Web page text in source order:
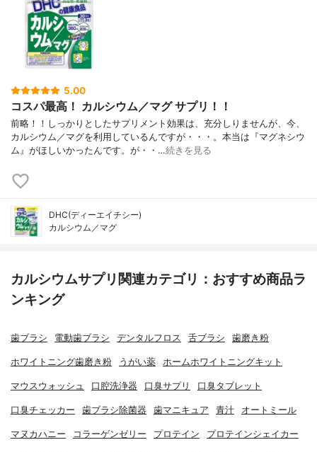
5.00
コスパ最高！ カルシウム／マグ サプリ！！
前略！！しっかりとしたサプリメント効果は、充分しりませんが、今、
カルシウム／マグを利用しているんですが・・・。本当は『マグネシウ
ム』がほしいかったんです。が・・…続きを見る
DHC(ディーエイチシー)
カルシウム／マグ
カルシウムサプリ関連カテゴリ：おすすめ商品ラ
ンキング
歯ブラシ 電動歯ブラシ デンタルフロス 舌ブラシ 歯磨き粉
ホワイトニング歯磨き粉 うがい薬 ホームホワイトニングキット
マウスウォッシュ 口腔洗浄器 口臭サプリ 口臭タブレット
口臭チェッカー 歯ブラシ除菌器 歯マニキュア 青汁 オートミール
マヌカハニー コラーゲンゼリー プロテイン プロテインシェイカー